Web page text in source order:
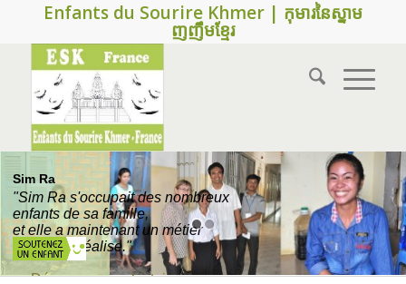
Enfants du Sourire Khmer | កុមារនៃស្នាម
ញញឹមខ្មែរ
Sim Ra
"Sim Ra s'occupait des nombreux
enfants de sa famille,
et elle a maintenant un métier
ou elle se réalise."
→ Découvrez son histoire